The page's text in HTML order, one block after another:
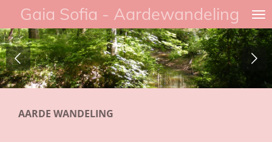
direct
naar
de
hoofdinhoud
Gaia Sofia - Aardewandeling
AARDE WANDELING